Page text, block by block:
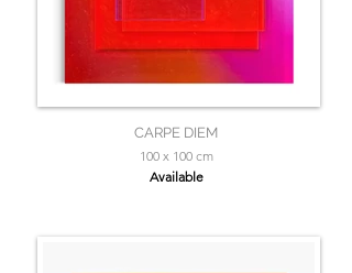
CARPE DIEM
100 x 100 cm
Available